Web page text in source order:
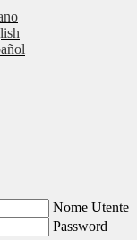
Nome Utente
Password